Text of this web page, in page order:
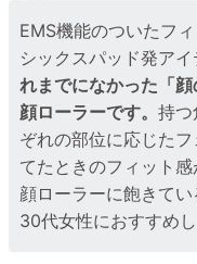
EMS機能のついたフ
シックスパッド発ア
れまでになかった「
顔ローラーです。持
ぞれの部位に応じた
てたときのフィット
顔ローラーに飽きて
30代女性におすすめし